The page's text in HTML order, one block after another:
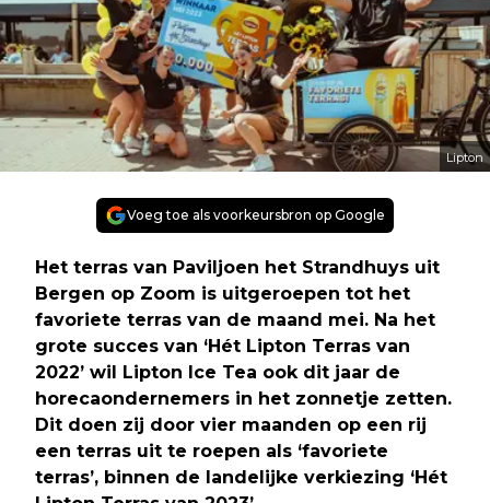
Lipton
Voeg toe als voorkeursbron op Google
Het terras van Paviljoen het Strandhuys uit
Bergen op Zoom is uitgeroepen tot het
favoriete terras van de maand mei. Na het
grote succes van ‘Hét Lipton Terras van
2022’ wil Lipton Ice Tea ook dit jaar de
horecaondernemers in het zonnetje zetten.
Dit doen zij door vier maanden op een rij
een terras uit te roepen als ‘favoriete
terras’, binnen de landelijke verkiezing ‘Hét